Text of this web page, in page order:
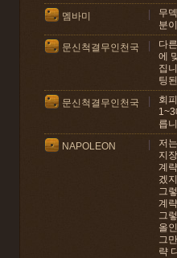
멤바미
무
분
문신척결무인천국
다
에
집
팅
문신척결무인천국
회
릅
NAPOLEON
저
지
계
겠
그
계
그
올
그
략